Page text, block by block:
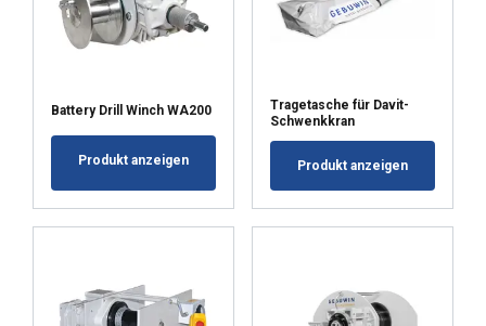
Battery Drill Winch WA200
Produkt anzeigen
Tragetasche für Davit-
Schwenkkran
Produkt anzeigen